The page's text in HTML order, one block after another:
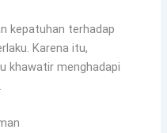
kepatuhan terhadap
Karena itu,
khawatir menghadapi